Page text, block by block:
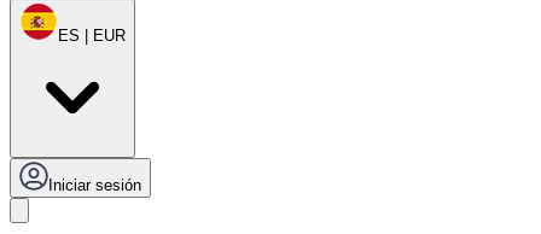
ES | EUR
Iniciar sesión